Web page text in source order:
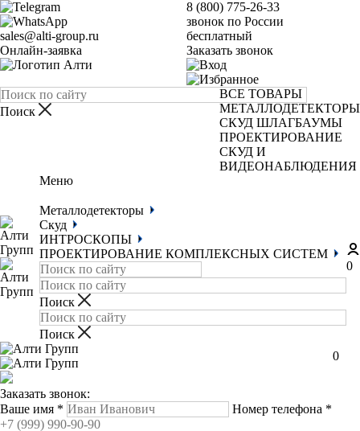
sales@alti-group.ru
Онлайн-заявка
8 (800) 775-26-33
звонок по России
бесплатный
Заказать звонок
ВСЕ ТОВАРЫ
МЕТАЛЛОДЕТЕКТОРЫ
СКУД ШЛАГБАУМЫ
ПРОЕКТИРОВАНИЕ
СКУД И
ВИДЕОНАБЛЮДЕНИЯ
Меню
Металлодетекторы
Скуд
ИНТРОСКОПЫ
ПРОЕКТИРОВАНИЕ КОМПЛЕКСНЫХ СИСТЕМ
0
0
Заказать звонок:
Ваше имя * Номер телефона *